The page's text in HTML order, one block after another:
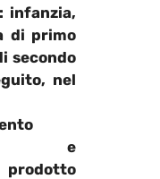
infanzia,
di primo
secondo
nel
e